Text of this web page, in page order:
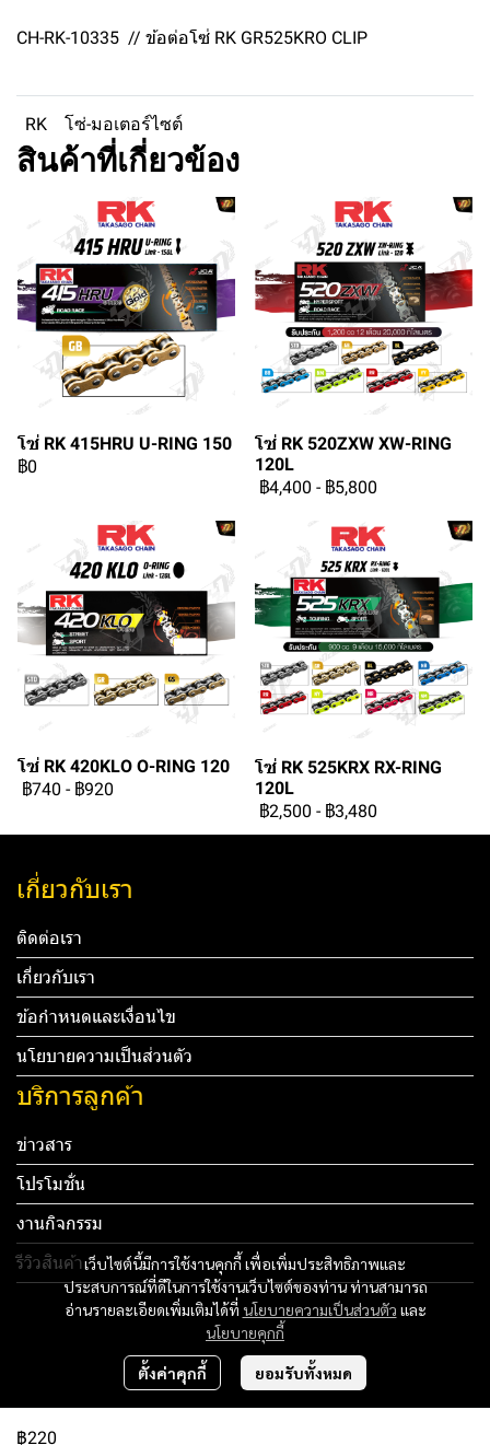
CH-RK-10335 // ข้อต่อโซ่ RK GR525KRO CLIP
RK โซ่-มอเตอร์ไซต์
สินค้าที่เกี่ยวข้อง
โซ่ RK 415HRU U-RING 150
฿0
โซ่ RK 520ZXW XW-RING
120L
฿4,400 - ฿5,800
โซ่ RK 420KLO O-RING 120
฿740 - ฿920
โซ่ RK 525KRX RX-RING
120L
฿2,500 - ฿3,480
฿220
เว็บไซต์นี้มีการใช้งานคุกกี้ เพื่อเพิ่มประสิทธิภาพและ
ประสบการณ์ที่ดีในการใช้งานเว็บไซต์ของท่าน ท่านสามารถ
อ่านรายละเอียดเพิ่มเติมได้ที่ นโยบายความเป็นส่วนตัว และ
นโยบายคุกกี้
ตั้งค่าคุกกี้ ยอมรับทั้งหมด
เกี่ยวกับเรา
ติดต่อเรา
เกี่ยวกับเรา
ข้อกำหนดและเงื่อนไข
นโยบายความเป็นส่วนตัว
บริการลูกค้า
ข่าวสาร
โปรโมชั่น
งานกิจกรรม
รีวิวสินค้า
Tel: 012 345 67890 Email: mail@yourdomain.com